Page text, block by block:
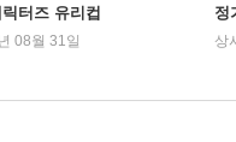
터즈 유리컵
08월 31일
정
상